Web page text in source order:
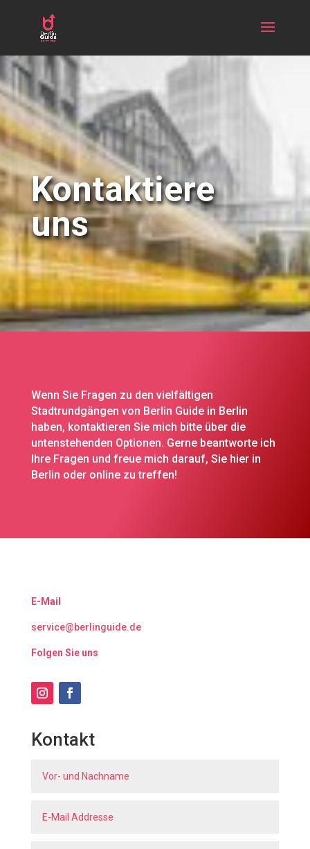
Kontaktiere
uns
Wenn Sie Fragen zu den vielfältigen
Stadtrundgängen von Berlin Guide in Berlin
haben, kontaktieren Sie mich bitte über die
untenstehenden Optionen. Gerne beantworte ich
Ihre Fragen und freue mich darauf, Sie hier in
Berlin oder online zu treffen!
E- Mail
service@berlinguide.de
Folgen Sie uns
Kontakt